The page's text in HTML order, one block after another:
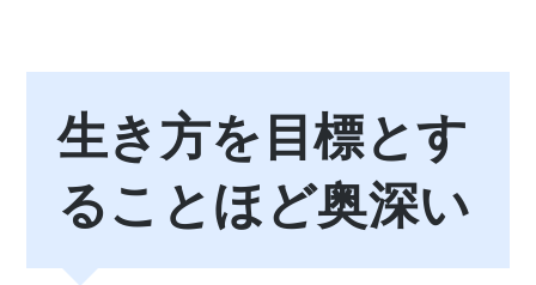
生き方を目標とす
ることほど奥深い